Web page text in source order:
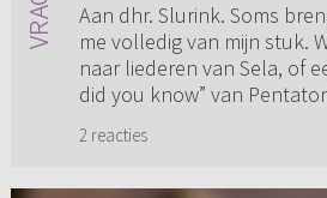
Aan dhr. Slurink. Soms
me volledig van mijn stuk.
naar liederen van Sela, of
did you know” van
2 reacties